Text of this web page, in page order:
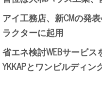
アイ工務店、新CMの発
ラクターに起用
省エネ検討WEBサービス
YKKAPとワンビルディン